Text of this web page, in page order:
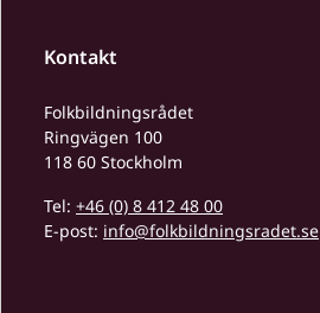
Kontakt
Folkbildningsrådet
Ringvägen 100
118 60 Stockholm
Tel: +46 (0) 8 412 48 00
E-post: info@folkbildningsradet.se